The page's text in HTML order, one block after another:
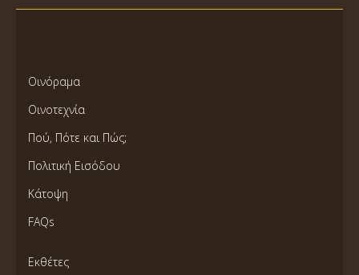
Οινόραμα
Οινοτεχνία
Πού, Πότε και Πώς;
Πολιτική Εισόδου
Κάτοψη
FAQs
Εκθέτες